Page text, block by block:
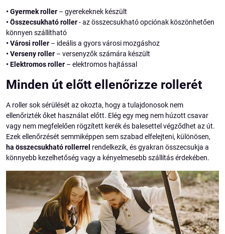
•Gyermek roller – gyerekeknek készült
•Összecsukható roller- az összecsukható opciónak köszönhetően
könnyen szállítható
•Városi roller – ideális a gyors városi mozgáshoz
•Verseny roller – versenyzők számára készült
•Elektromos roller – elektromos hajtással
Minden út előtt ellenőrizze rollerét
A roller sok sérülését az okozta, hogy a tulajdonosok nem
ellenőrizték őket használat előtt. Elég egy meg nem húzott csavar
vagy nem megfelelően rögzített kerék és balesettel végződhet az út.
Ezek ellenőrzését semmiképpen sem szabad elfelejteni, különösen,
ha összecsukható rollerrel rendelkezik, és gyakran összecsukja a
könnyebb kezelhetőség vagy a kényelmesebb szállítás érdekében.